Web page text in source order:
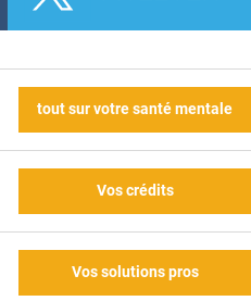
tout sur votre santé mentale
Vos crédits
Vos solutions pros